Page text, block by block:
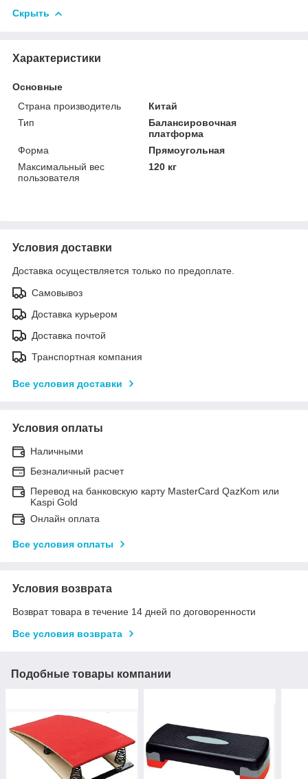
Скрыть
Характеристики
Основные
Страна производитель
Китай
Тип
Балансировочная
платформа
Форма
Прямоугольная
Максимальный вес
пользователя
120 кг
Условия доставки
Доставка осуществляется только по предоплате.
Самовывоз
Доставка курьером
Доставка почтой
Транспортная компания
Все условия доставки
Условия оплаты
Наличными
Безналичный расчет
Перевод на банковскую карту MasterCard QazKom или
Kaspi Gold
Онлайн оплата
Все условия оплаты
Условия возврата
Возврат товара в течение 14 дней по договоренности
Все условия возврата
Подобные товары компании